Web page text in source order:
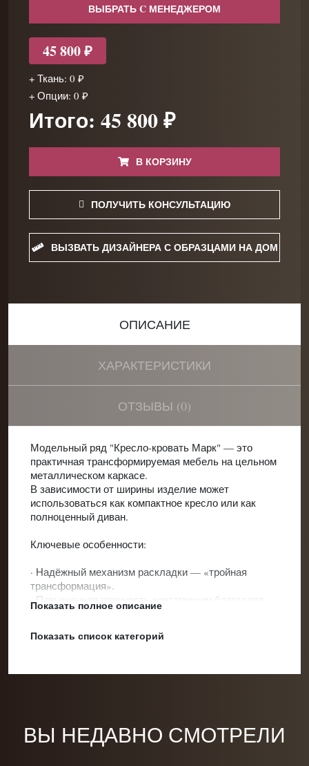
ВЫБРАТЬ C МЕНЕДЖЕРОМ
45 800 ₽
+ Ткань: 0 ₽
+ Опции: 0 ₽
Итого: 45 800 ₽
В КОРЗИНУ
ПОЛУЧИТЬ КОНСУЛЬТАЦИЮ
ВЫЗВАТЬ ДИЗАЙНЕРА С ОБРАЗЦАМИ НА ДОМ
ОПИСАНИЕ
ХАРАКТЕРИСТИКИ
ОТЗЫВЫ (0)
Модельный ряд "Кресло-кровать Марк" — это
практичная трансформируемая мебель на цельном
металлическом каркасе.
В зависимости от ширины изделие может
использоваться как компактное кресло или как
полноценный диван.
Ключевые особенности:
· Надёжный механизм раскладки — «тройная
трансформация».
· Повышенная прочность конструкции благодаря
металлическому каркасу.
помещений: кухонь, балконов, лоджий, небольших
оптимальный вариант именно для вашего
пространства.
Показать полное описание
Категории:Кресло-кроватиКресло раскладное
Показать список категорий
ВЫ НЕДАВНО СМОТРЕЛИ